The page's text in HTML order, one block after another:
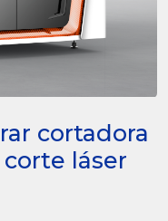
cortadora
láser